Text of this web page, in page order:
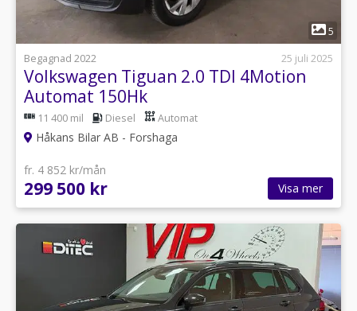
1
5
Begagnad 2022
25 juli 2025
Volkswagen Tiguan 2.0 TDI 4Motion
Automat 150Hk
11 400 mil Diesel Automat
Håkans Bilar AB - Forshaga
fr. 4 852 kr/mån
299 500 kr Visa mer